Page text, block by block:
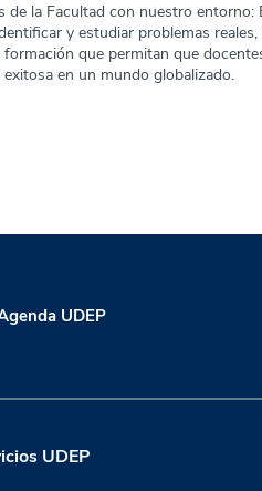
de la Facultad con nuestro
y estudiar problemas
que permitan que
en un mundo globalizado.
UDEP
UDEP